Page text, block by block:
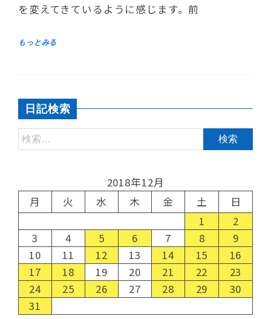
を変えてきているように感じます。前
日記検索
2018年12月
月
火 水 木 金 土
日
1
2
3
4 5 6 7 8
9
10
11 12 13 14 15
16
17
18 19 20 21 22
23
24
25 26 27 28 29
30
31